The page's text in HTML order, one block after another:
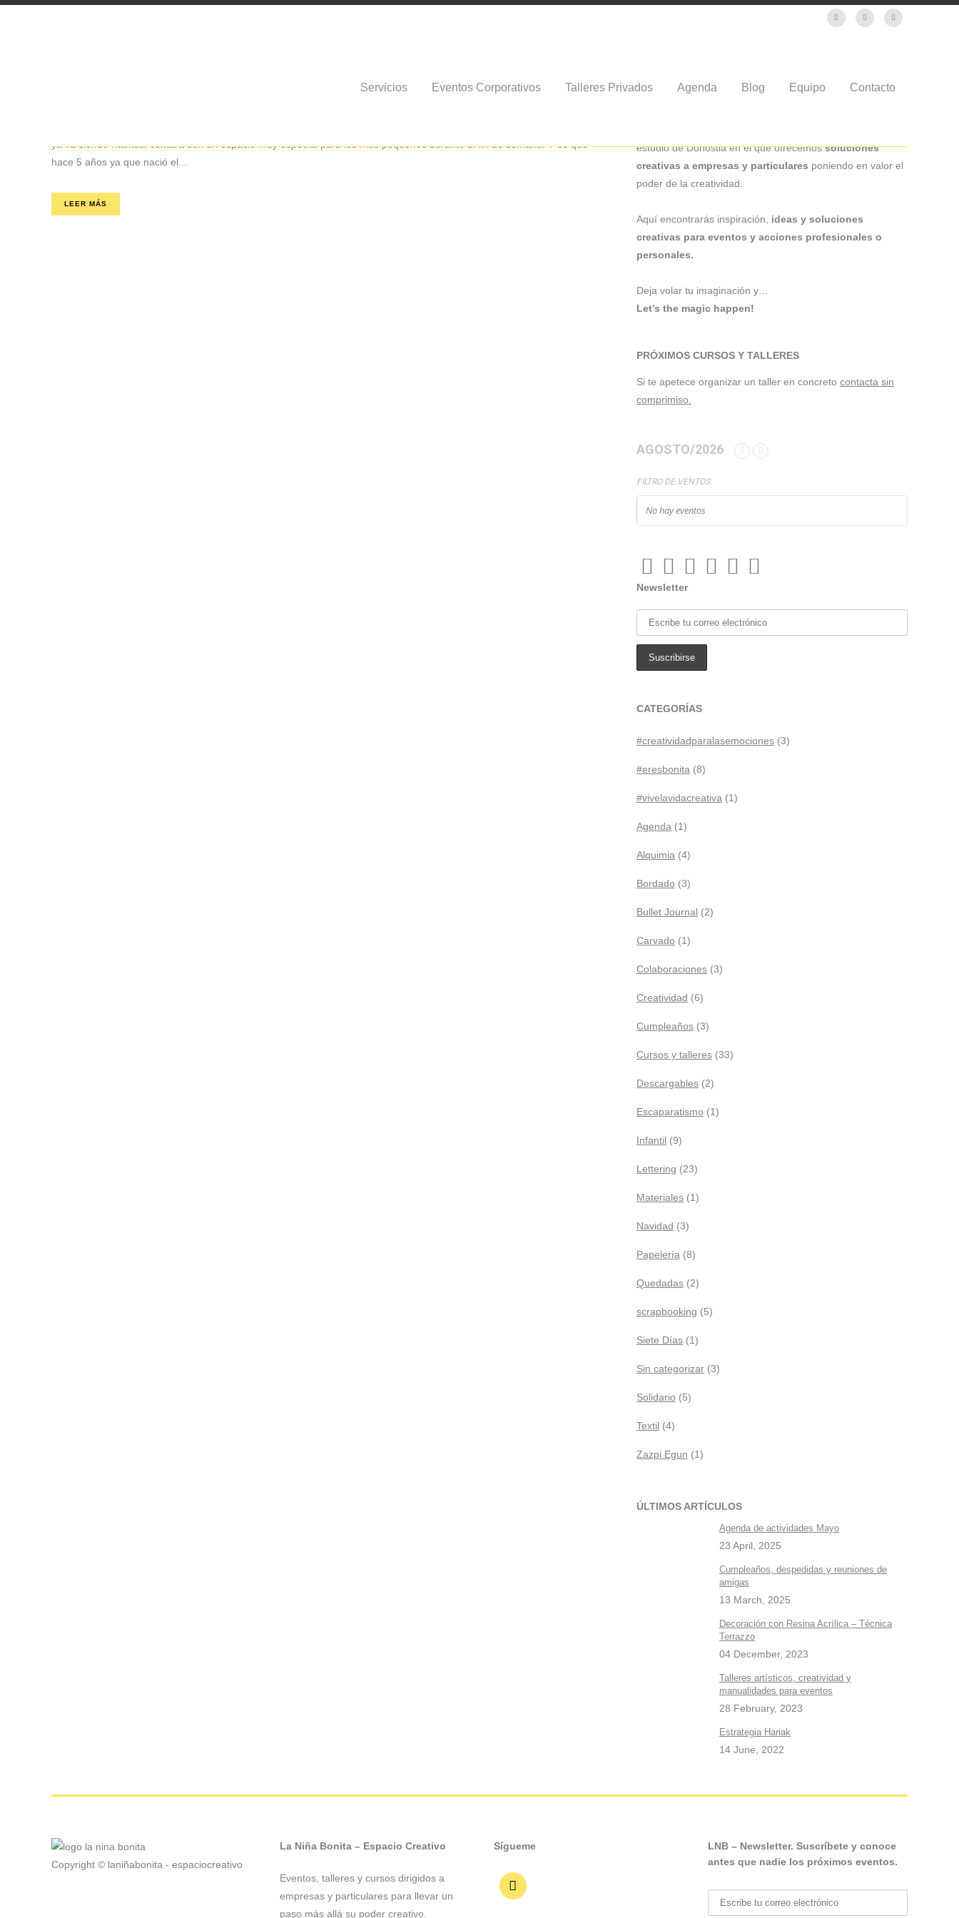
Servicios Eventos Corporativos Talleres Privados Agenda Blog Equipo Contacto
Txikijazz – Actividades infantiles y familiares en el Jazzaldia
ya va siendo habitual contará con un espacio muy especial para los más pequeños durante el fin de semana. Y es que
hace 5 años ya que nació el...
LEER MÁS
estudio de Donostia en el que ofrecemossoluciones
creativas a empresas y particulares poniendo en valor el
poder de la creatividad.
Aquí encontrarás inspiración,
ideas y soluciones
creativas para eventos y acciones profesionales o
personales.
Deja volar tu imaginación y…
Let’s the magic happen!
PRÓXIMOS CURSOS Y TALLERES
Si te apetece organizar un taller en concreto contacta sin
comprimiso.
AGOSTO/2026
FILTRO DE VENTOS
No hay eventos
Newsletter
CATEGORÍAS
#creatividadparalasemociones(3)
#eresbonita (8)
#vivelavidacreativa (1)
Agenda (1)
Alquimia (4)
Bordado (3)
Bullet Journal (2)
Carvado (1)
Colaboraciones(3)
Creatividad (6)
Cumpleaños(3)
Cursos y talleres(33)
Descargables(2)
Escaparatismo (1)
Infantil (9)
Lettering (23)
Materiales(1)
Navidad (3)
Papelería (8)
Quedadas(2)
scrapbooking (5)
Siete Días(1)
Sin categorizar(3)
Solidario (5)
Textil (4)
Zazpi Egun (1)
ÚLTIMOS ARTÍCULOS
Agenda de actividades Mayo
23 April, 2025
Cumpleaños, despedidas y reuniones de
amigas
13 March, 2025
Decoración con Resina Acrílica – Técnica
Terrazzo
04 December, 2023
Talleres artísticos, creatividad y
manualidades para eventos
28 February, 2023
Estrategia Hariak
14 June, 2022
Copyright © laniñabonita - espaciocreativo
La Niña Bonita – Espacio Creativo
Eventos, talleres y cursos dirigidos a
empresas y particulares para llevar un
paso más allá su poder creativo.
Sígueme
LNB – Newsletter. Suscríbete y conoce
antes que nadie los próximos eventos.